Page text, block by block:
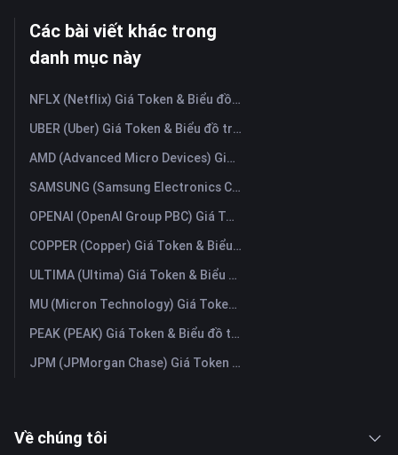
Các bài viết khác trong
danh mục này
NFLX (Netflix) Giá Token & Biểu đồ trực tiếp mới nhất
UBER (Uber) Giá Token & Biểu đồ trực tiếp mới nhất
AMD (Advanced Micro Devices) Giá Token & Biểu đồ trực tiếp mới nhất
SAMSUNG (Samsung Electronics Co., Ltd) Giá Token & Biểu đồ trực tiếp mới nhất
OPENAI (OpenAI Group PBC) Giá Token & Biểu đồ trực tiếp mới nhất
COPPER (Copper) Giá Token & Biểu đồ trực tiếp mới nhất
ULTIMA (Ultima) Giá Token & Biểu đồ trực tiếp mới nhất
MU (Micron Technology) Giá Token & Biểu đồ trực tiếp mới nhất
PEAK (PEAK) Giá Token & Biểu đồ trực tiếp mới nhất
JPM (JPMorgan Chase) Giá Token & Biểu đồ trực tiếp mới nhất
Về chúng tôi